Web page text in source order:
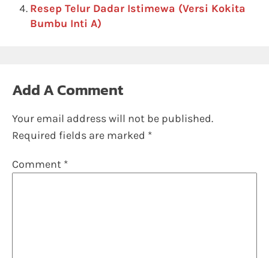
Resep Telur Dadar Istimewa (Versi Kokita
Bumbu Inti A)
Add A Comment
Your email address will not be published.
Required fields are marked *
Comment *